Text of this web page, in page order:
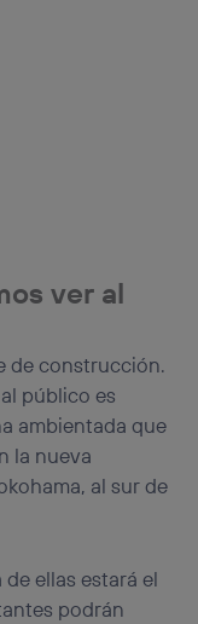
ver al
de construcción.
público es
ambientada que
la nueva
al sur de
ellas estará el
podrán